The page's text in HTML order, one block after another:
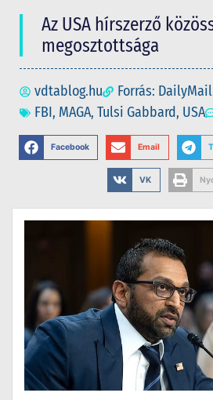
Az USA hírszerző
megosztottsága
vdtablog.hu Forrás: DailyMail
FBI, MAGA, Tulsi Gabbard, USA
Facebook Email
VK